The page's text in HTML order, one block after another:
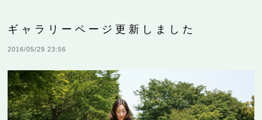
ギャラリーページ更新しました
2016/05/29 23:56